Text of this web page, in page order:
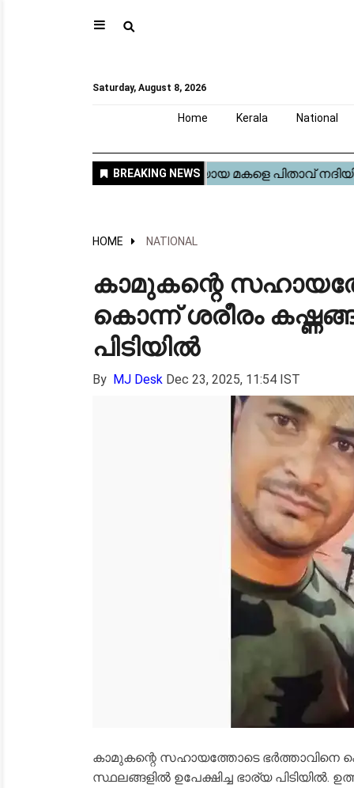
⚲
Saturday, August 8, 2026
Home Kerala National
HOME NATIONAL
കാമുകന്റെ
കൊന്ന് ശരീരം
പിടിയിൽ
By MJ Desk Dec 23, 2025, 11:54 IST
കാമുകന്റെ സഹായത്തോടെ ഭർത്താവിനെ
സ്ഥലങ്ങളിൽ ഉപേക്ഷിച്ച ഭാര്യ പിടിയിൽ.